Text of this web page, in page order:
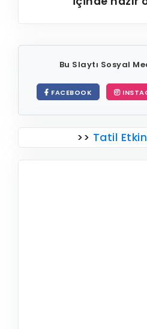
Bu Slaytı Sosyal
FACEBOOK
>> Tatil